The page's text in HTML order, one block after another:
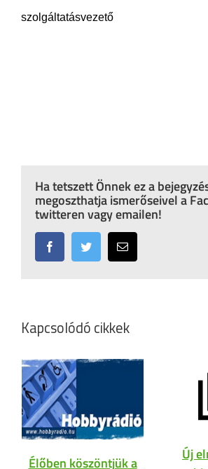
szolgáltatásvezető
Ha tetszett Önnek ez a
megoszthatja ismerőseivel a
twitteren vagy emailen!
FacebookTwitter Email:
Kapcsolódó cikkek
Élőben köszöntjük a
Új